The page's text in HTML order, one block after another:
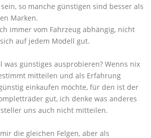
so manche günstigen sind besser als
Marken.
immer vom Fahrzeug abhängig, nicht
auf jedem Modell gut.
was günstiges ausprobieren? Wenns nix
mitteilen und als Erfahrung
einkaufen möchte, für den ist der
gut, ich denke was anderes
uns auch nicht mitteilen.
die gleichen Felgen, aber als